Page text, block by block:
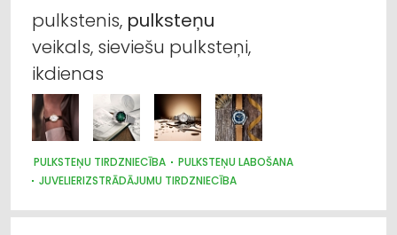
pulkstenis, pulksteņu
veikals, sieviešu pulksteņi,
ikdienas
PULKSTEŅU TIRDZNIECĪBA
PULKSTEŅU LABOŠANA
JUVELIERIZSTRĀDĀJUMU TIRDZNIECĪBA